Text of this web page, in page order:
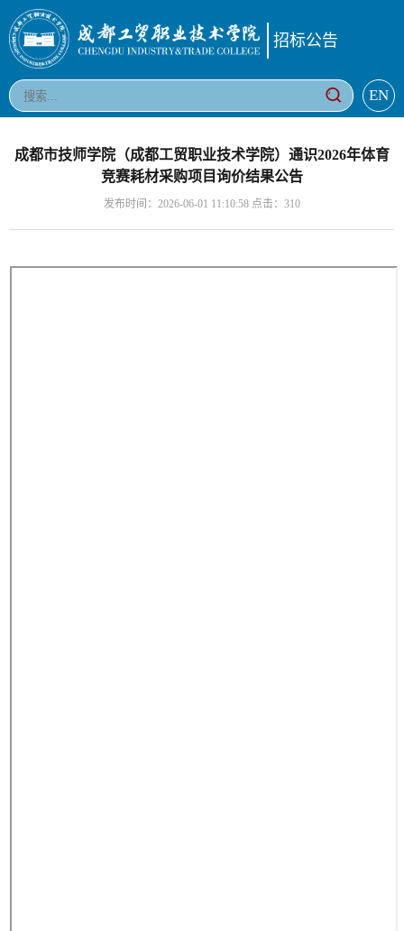
招标公告
EN
成都市技师学院（成都工贸职业技术学院）通识2026年体育
竞赛耗材采购项目询价结果公告
发布时间：2026-06-01 11:10:58 点击： 310